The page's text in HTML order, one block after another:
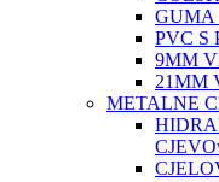
GUMA
PVC S
9MM
21MM
METALNE